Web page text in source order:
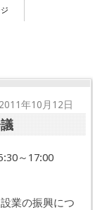
2011年10月12日
～17:00
業の振興につ